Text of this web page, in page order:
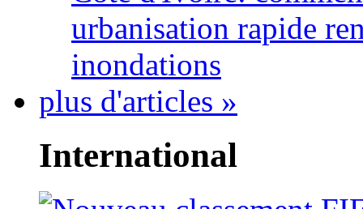
urbanisation rapide
inondations
plus d'articles »
International